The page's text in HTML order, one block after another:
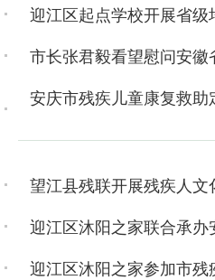
迎江区起点学校开展省级